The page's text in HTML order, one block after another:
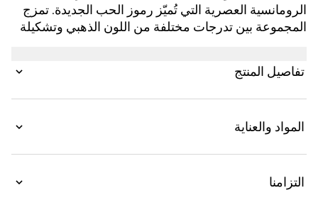
الرومانسية العصرية التي تُميّز رموز الحب الجديدة. تمزج
المجموعة بين تدرجات مختلفة من اللون الذهبي وتشكيلة
القطع لتوحي بطرق ارتداء مخصصة، وذلك بفضل ميزات
قابلية التكديس والارتداء على شكل طبقات متعددة. يتميّز
عيار 18 قيراطاً بآلية قابلية التكديس.
تفاصيل المنتج
المواد والعناية
التزامنا